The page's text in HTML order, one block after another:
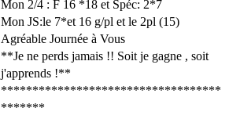
Mon 2/4 : F 16 *18 et Spéc: 2*7
Mon JS:le 7*et 16 g/pl et le 2pl (15)
Agréable Journée à Vous
**Je ne perds jamais !! Soit je gagne , soit
j'apprends !**
***********************************
*******